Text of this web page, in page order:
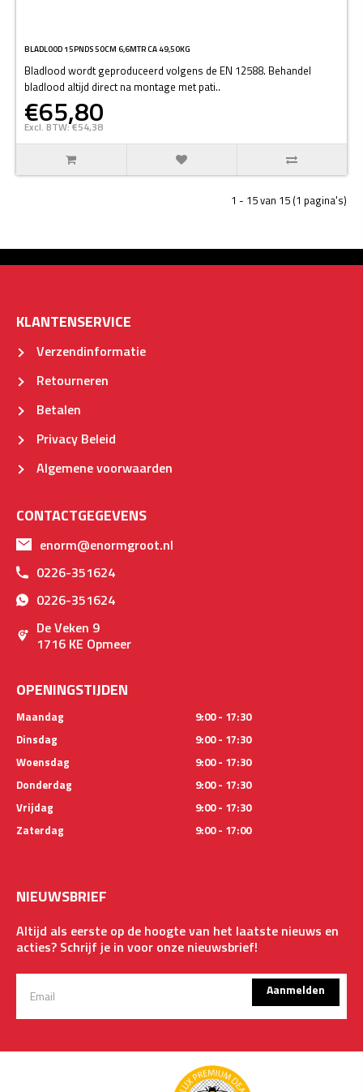
BLADLOOD 15PNDS 50CM 6,6MTR CA 49,50KG
Bladlood wordt geproduceerd volgens de EN 12588. Behandel
bladlood altijd direct na montage met pati..
€65,80
Excl. BTW: €54,38
1 - 15 van 15 (1 pagina's)
KLANTENSERVICE
Verzendinformatie
Retourneren
Betalen
Privacy Beleid
Algemene voorwaarden
CONTACTGEGEVENS
enorm@enormgroot.nl
0226-351624
0226-351624
De Veken 9
1716 KE Opmeer
OPENINGSTIJDEN
Maandag
9:00 - 17:30
Dinsdag
9:00 - 17:30
Woensdag
9:00 - 17:30
Donderdag
9:00 - 17:30
Vrijdag
9:00 - 17:30
Zaterdag
9:00 - 17:00
NIEUWSBRIEF
Altijd als eerste op de hoogte van het laatste nieuws en
acties? Schrijf je in voor onze nieuwsbrief!
Aanmelden